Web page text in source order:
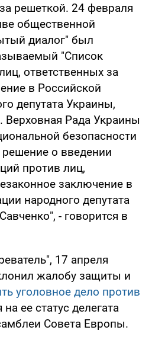
решеткой. 24 февраля
общественной
диалог" был
"Список
ответственных за
в Российской
депутата Украины,
Рада Украины
безопасности
о введении
против лиц,
заключение в
народного депутата
- говорится в
17 апреля
жалобу защиты и
уголовное дело против
ее статус делегата
Совета Европы.